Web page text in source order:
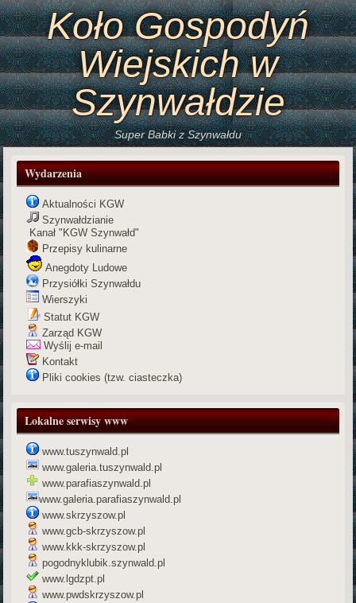
Koło Gospodyń
Wiejskich w
Szynwałdzie
Super Babki z Szynwałdu
Wydarzenia
Aktualności KGW
Szynwałdzianie
Kanał "KGW Szynwałd"
Przepisy kulinarne
Anegdoty Ludowe
Przysiółki Szynwałdu
Wierszyki
Statut KGW
Zarząd KGW
Wyślij e-mail
Kontakt
Pliki cookies (tzw. ciasteczka)
Lokalne serwisy www
www.tuszynwald.pl
www.galeria.tuszynwald.pl
www.parafiaszynwald.pl
www.galeria.parafiaszynwald.pl
www.skrzyszow.pl
www.gcb-skrzyszow.pl
www.kkk-skrzyszow.pl
pogodnyklubik.szynwald.pl
www.lgdzpt.pl
www.pwdskrzyszow.pl